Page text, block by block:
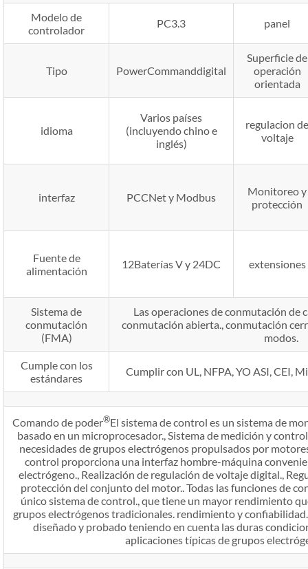
Modelo de
controlador
PC3.3 panel
Tipo PowerCommanddigital
Superficie de
operación
orientada
idioma
Varios países
(incluyendo chino e
inglés)
regulacion de
voltaje
interfaz PCCNet y Modbus
Monitoreo y
protección
Fuente de
alimentación
12Baterías V y 24DC extensiones
Sistema de
conmutación
(FMA)
Las operaciones de conmutación de
conmutación abierta., conmutación
modos.
Cumple con los
estándares
Cumplir con UL, NFPA, YO ASI, CEI,
Comando de poder®El sistema de control es un sistema de
basado en un microprocesador., Sistema de medición y
necesidades de grupos electrógenos propulsados ​​por
control proporciona una interfaz hombre-máquina
electrógeno., Realización de regulación de voltaje digital.,
protección del conjunto del motor.. Todas las funciones de
único sistema de control., que tiene un mayor rendimiento
grupos electrógenos tradicionales. rendimiento y
diseñado y probado teniendo en cuenta las duras
aplicaciones típicas de grupos